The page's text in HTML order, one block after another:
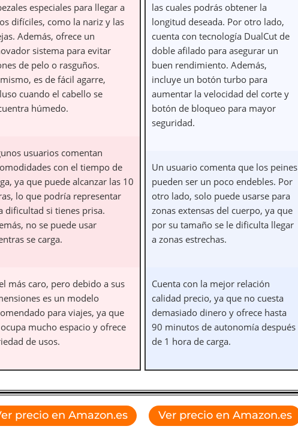
especiales para llegar a
difíciles, como la nariz y las
Además, ofrece un
sistema para evitar
de pelo o rasguños.
es de fácil agarre,
cuando el cabello se
húmedo.
usuarios comentan
con el tiempo de
ya que puede alcanzar las 10
lo que podría representar
dificultad si tienes prisa.
no se puede usar
se carga.
más caro, pero debido a sus
es un modelo
para viajes, ya que
mucho espacio y ofrece
de usos.
precio en Amazon.es
las cuales podrás obtener la
longitud deseada. Por otro lado,
cuenta con tecnología DualCut de
doble afilado para asegurar un
buen rendimiento. Además,
incluye un botón turbo para
aumentar la velocidad del corte y
botón de bloqueo para mayor
seguridad.
Un usuario comenta que los peines
pueden ser un poco endebles. Por
otro lado, solo puede usarse para
zonas extensas del cuerpo, ya que
por su tamaño se le dificulta llegar
a zonas estrechas.
Cuenta con la mejor relación
calidad precio, ya que no cuesta
demasiado dinero y ofrece hasta
90 minutos de autonomía después
de 1 hora de carga.
Ver precio en Amazon.es